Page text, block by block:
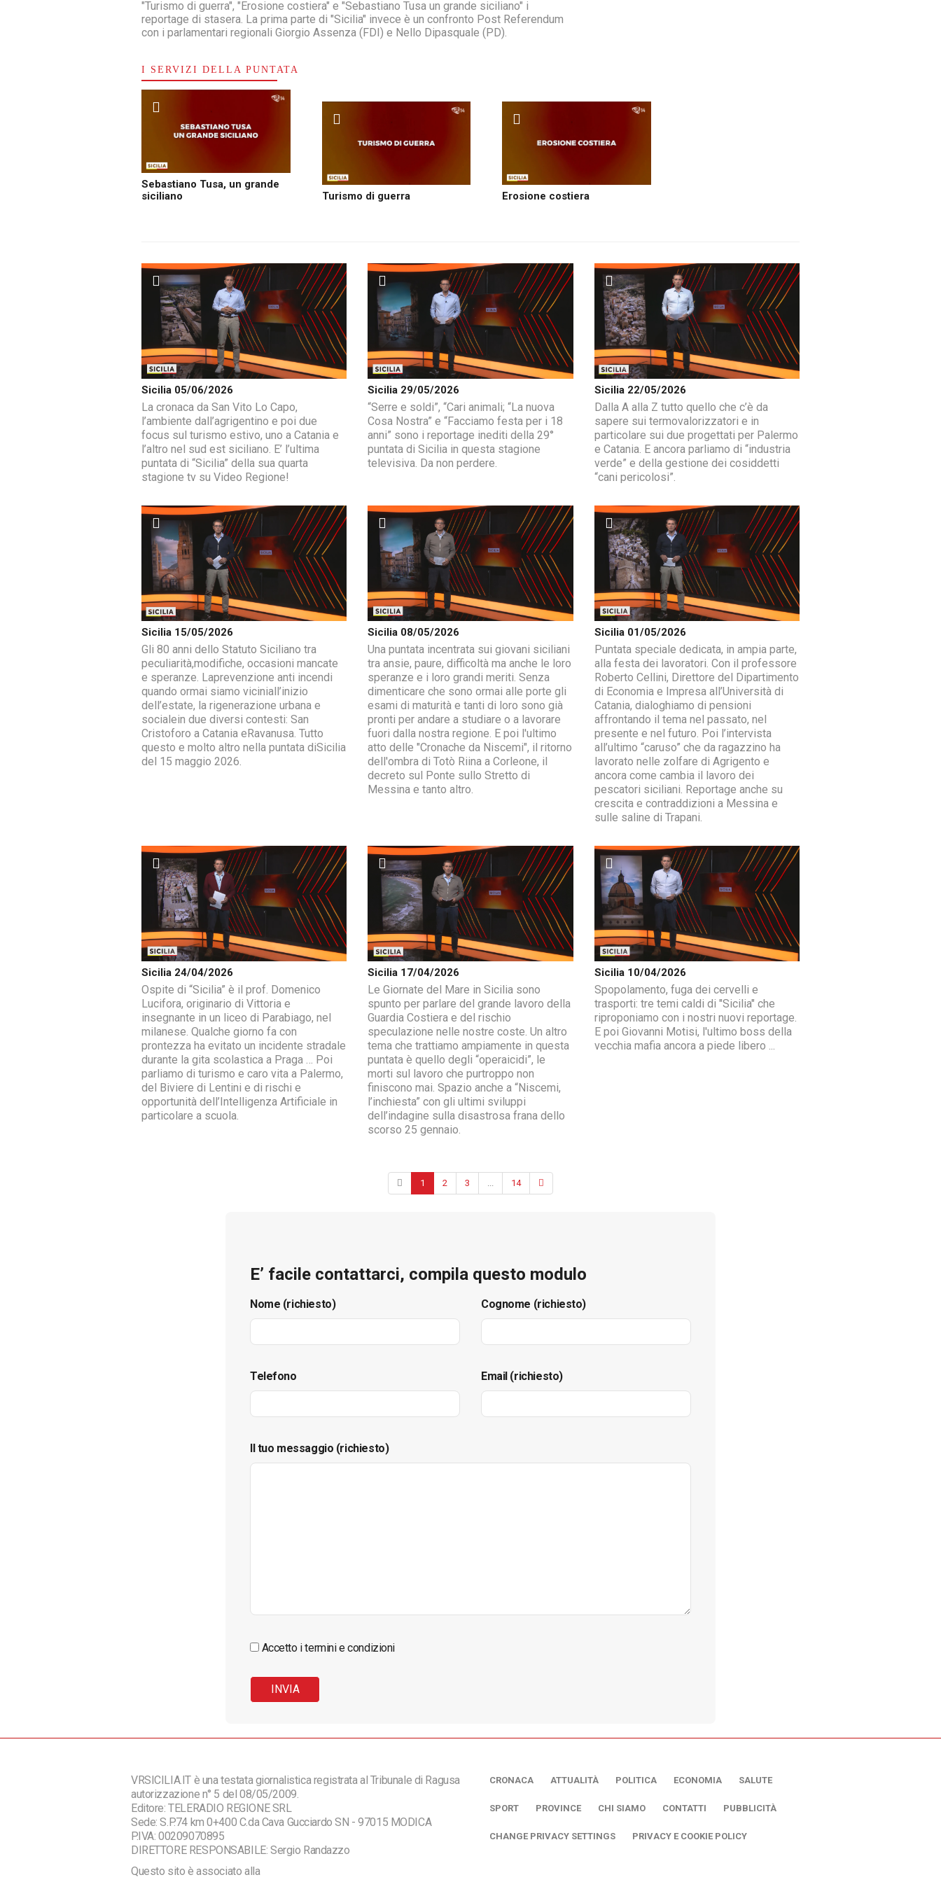
"Turismo di guerra", "Erosione costiera" e "Sebastiano Tusa un grande siciliano" i
reportage di stasera. La prima parte di "Sicilia" invece è un confronto Post Referendum
con i parlamentari regionali Giorgio Assenza (FDI) e Nello Dipasquale (PD).
I SERVIZI DELLA PUNTATA
Sebastiano Tusa, un grande
siciliano
Turismo di guerra Erosione costiera
Sicilia 05/06/2026
La cronaca da San Vito Lo Capo,
l’ambiente dall’agrigentino e poi due
focus sul turismo estivo, uno a Catania e
l’altro nel sud est siciliano. E’ l’ultima
puntata di “Sicilia” della sua quarta
stagione tv su Video Regione!
Sicilia 29/05/2026
“Serre e soldi”, “Cari animali; “La nuova
Cosa Nostra” e “Facciamo festa per i 18
anni” sono i reportage inediti della 29°
puntata di Sicilia in questa stagione
televisiva. Da non perdere.
Sicilia 22/05/2026
Dalla A alla Z tutto quello che c’è da
sapere sui termovalorizzatori e in
particolare sui due progettati per Palermo
e Catania. E ancora parliamo di “industria
verde” e della gestione dei cosiddetti
“cani pericolosi”.
Sicilia 15/05/2026
Gli 80 anni dello Statuto Siciliano tra
peculiarità,modifiche, occasioni mancate
e speranze. Laprevenzione anti incendi
quando ormai siamo viciniall’inizio
dell’estate, la rigenerazione urbana e
socialein due diversi contesti: San
Cristoforo a Catania eRavanusa. Tutto
questo e molto altro nella puntata diSicilia
del 15 maggio 2026.
Sicilia 08/05/2026
Una puntata incentrata sui giovani siciliani
tra ansie, paure, difficoltà ma anche le loro
speranze e i loro grandi meriti. Senza
dimenticare che sono ormai alle porte gli
esami di maturità e tanti di loro sono già
pronti per andare a studiare o a lavorare
fuori dalla nostra regione. E poi l'ultimo
atto delle "Cronache da Niscemi", il ritorno
dell'ombra di Totò Riina a Corleone, il
decreto sul Ponte sullo Stretto di
Messina e tanto altro.
Sicilia 01/05/2026
Puntata speciale dedicata, in ampia parte,
alla festa dei lavoratori. Con il professore
Roberto Cellini, Direttore del Dipartimento
di Economia e Impresa all’Università di
Catania, dialoghiamo di pensioni
affrontando il tema nel passato, nel
presente e nel futuro. Poi l’intervista
all’ultimo “caruso” che da ragazzino ha
lavorato nelle zolfare di Agrigento e
ancora come cambia il lavoro dei
pescatori siciliani. Reportage anche su
crescita e contraddizioni a Messina e
sulle saline di Trapani.
Sicilia 24/04/2026
Ospite di “Sicilia” è il prof. Domenico
Lucifora, originario di Vittoria e
insegnante in un liceo di Parabiago, nel
milanese. Qualche giorno fa con
prontezza ha evitato un incidente stradale
durante la gita scolastica a Praga … Poi
parliamo di turismo e caro vita a Palermo,
del Biviere di Lentini e di rischi e
opportunità dell’Intelligenza Artificiale in
particolare a scuola.
Sicilia 17/04/2026
Le Giornate del Mare in Sicilia sono
spunto per parlare del grande lavoro della
Guardia Costiera e del rischio
speculazione nelle nostre coste. Un altro
tema che trattiamo ampiamente in questa
puntata è quello degli “operaicidi”, le
morti sul lavoro che purtroppo non
finiscono mai. Spazio anche a “Niscemi,
l’inchiesta” con gli ultimi sviluppi
dell’indagine sulla disastrosa frana dello
scorso 25 gennaio.
Sicilia 10/04/2026
Spopolamento, fuga dei cervelli e
trasporti: tre temi caldi di "Sicilia" che
riproponiamo con i nostri nuovi reportage.
E poi Giovanni Motisi, l'ultimo boss della
vecchia mafia ancora a piede libero ...
1 2 3 ... 14
E’ facile contattarci, compila questo modulo
Nome (richiesto) Cognome (richiesto)
Telefono Email (richiesto)
Il tuo messaggio (richiesto)
Accetto i termini e condizioni
VRSICILIA.IT è una testata giornalistica registrata al Tribunale di Ragusa
autorizzazione n° 5 del 08/05/2009.
Editore: TELERADIO REGIONE SRL
Sede: S.P.74 km 0+400 C.da Cava Gucciardo SN - 97015 MODICA
P.IVA: 00209070895
DIRETTORE RESPONSABILE: Sergio Randazzo
Questo sito è associato alla
CRONACA ATTUALITÀ POLITICA ECONOMIA SALUTE
SPORT PROVINCE CHI SIAMO CONTATTI PUBBLICITÀ
CHANGE PRIVACY SETTINGS PRIVACY E COOKIE POLICY